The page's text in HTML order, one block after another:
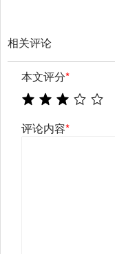
相关评论
本文评分*
评论内容*